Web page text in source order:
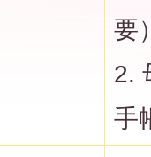
要
2.
手